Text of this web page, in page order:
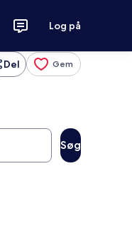
Log på
Del Gem
Søg